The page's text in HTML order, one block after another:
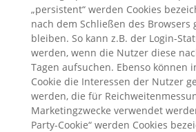
„persistent“ werden Cookies
nach dem Schließen des Browsers
bleiben. So kann z.B. der Login-
werden, wenn die Nutzer diese
Tagen aufsuchen. Ebenso können
Cookie die Interessen der Nutzer
werden, die für
Marketingzwecke verwendet
Party-Cookie“ werden Cookies